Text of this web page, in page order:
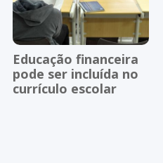
Educação financeira
pode ser incluída no
currículo escolar